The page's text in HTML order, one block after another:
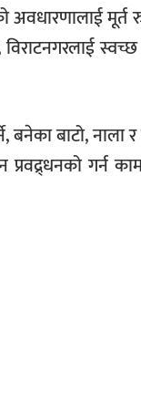
मूर्त
बनेका बाटो,
प्रवद्र्धनको गर्न